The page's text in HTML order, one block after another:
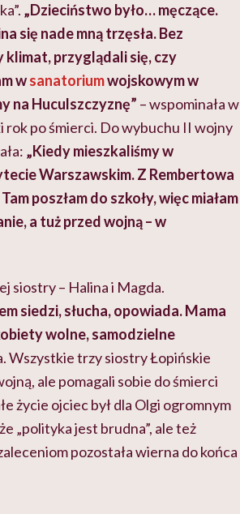
„Dzieciństwo było… męczące.
się nade mną trzęsła. Bez
klimat, przyglądali się, czy
wsanatoriumwojskowym w
na Huculszczyznę” – wspominała w
rok po śmierci. Do wybuchu II wojny
„Kiedy mieszkaliśmy w
Warszawskim. Z Rembertowa
poszłam do szkoły, więc miałam
, a tuż przed wojną – w
siostry – Halina i Magda.
siedzi, słucha, opowiada. Mama
wolne, samodzielne
Wszystkie trzy siostry Łopińskie
ale pomagali sobie do śmierci
życie ojciec był dla Olgi ogromnym
„polityka jest brudna”, ale też
pozostała wierna do końca